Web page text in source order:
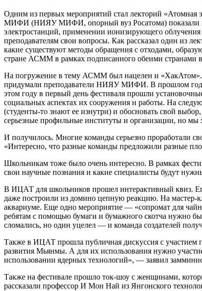
Одним из первых мероприятий стал лекторий «Атомная
МИФИ (НИЯУ МИФИ, опорный вуз Росатома) показали
электростанций, применении ионизирующего облучения
преподавателям свои вопросы. Как рассказал один из
какие существуют методы обращения с отходами,
стране АСММ в рамках подписанного обеими странами в
На погружение в тему АСММ был нацелен и «ХакАтом».
придумали преподаватели НИЯУ МИФИ. В прошлом году
этом году в первый день фестиваля прошли
социальных аспектах их сооружения и работы. На
(студенты-то знают ее изнутри) и обосновать свой
серьезные профильные институты и организации, но мы
И получилось. Многие команды серьезно проработали
«Интересно, что разные команды предложили разные
Школьникам тоже было очень интересно. В рамках
свои научные познания и какие специалисты будут
В ИЦАТ для школьников прошел интерактивный квиз.
даже построили из домино цепную реакцию. На мастер-
аквариуме. Еще одно мероприятие — «сопромат для
ребятам с помощью бумаги и бумажного скотча нужно
сломались, но один уцелел — и команда создателей
Также в ИЦАТ прошла публичная дискуссия с участием
развития Мьянмы. А для их использования нужно
использовании ядерных технологий», — заявил
Также на фестивале прошло ток-шоу с женщинами,
рассказали профессор И Мон Най из Янгонского